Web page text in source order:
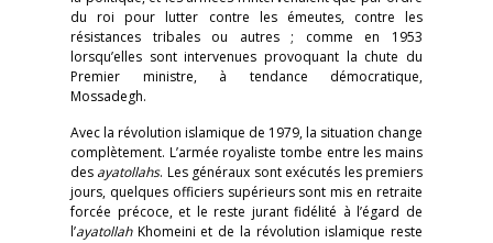
du roi pour lutter contre les émeutes, contre les
résistances tribales ou autres ; comme en 1953
lorsqu’elles sont intervenues provoquant la chute du
Premier ministre, à tendance démocratique,
Mossadegh.
Avec la révolution islamique de 1979, la situation change
complètement. L’armée royaliste tombe entre les mains
des ayatollahs. Les généraux sont exécutés les premiers
jours, quelques officiers supérieurs sont mis en retraite
forcée précoce, et le reste jurant fidélité à l’égard de
l’ayatollahKhomeini et de la révolution islamique reste